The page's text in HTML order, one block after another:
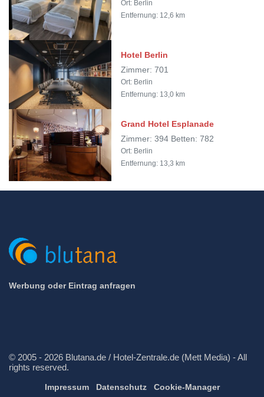
Ort: Berlin
Entfernung: 12,6 km
Hotel Berlin
Zimmer: 701
Ort: Berlin
Entfernung: 13,0 km
Grand Hotel Esplanade
Zimmer: 394 Betten: 782
Ort: Berlin
Entfernung: 13,3 km
Werbung oder Eintrag anfragen
© 2005 - 2026 Blutana.de / Hotel-Zentrale.de (Mett Media) - All
rights reserved.
Impressum Datenschutz Cookie-Manager